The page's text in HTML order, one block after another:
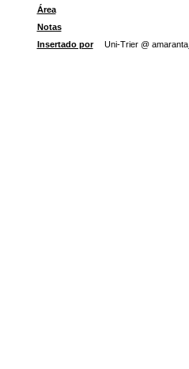
Área
Notas
Insertado por
Uni-Trier @